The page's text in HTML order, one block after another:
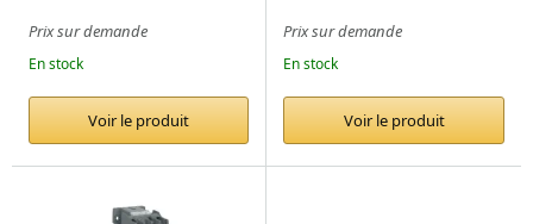
Prix sur demande
En stock
Voir le produit
Prix sur demande
En stock
Voir le produit